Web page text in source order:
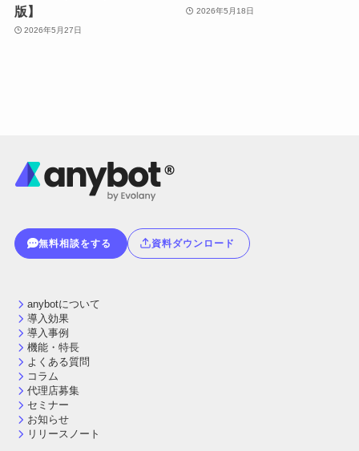
版】
2026年5月27日
2026年5月18日
無料相談をする 資料ダウンロード
anybotについて
導入効果
導入事例
機能・特長
よくある質問
コラム
代理店募集
セミナー
お知らせ
リリースノート